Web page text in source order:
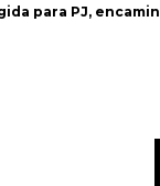
para PJ,